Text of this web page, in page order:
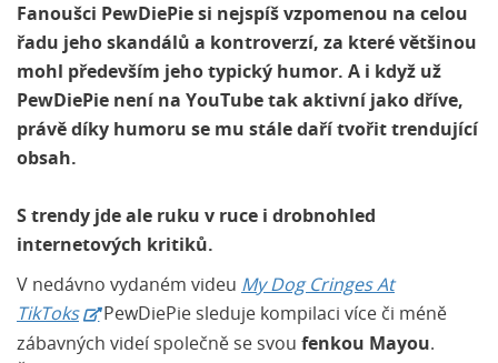
Fanoušci PewDiePie si nejspíš vzpomenou na celou
řadu jeho skandálů a kontroverzí, za které většinou
mohl především jeho typický humor. A i když už
PewDiePie není na YouTube tak aktivní jako dříve,
právě díky humoru se mu stále daří tvořit trendující
obsah.
S trendy jde ale ruku v ruce i drobnohled
internetových kritiků.
V nedávno vydaném videu My Dog Cringes At
TikToks
PewDiePie sleduje kompilaci více či méně
zábavných videí společně se svou fenkou Mayou.